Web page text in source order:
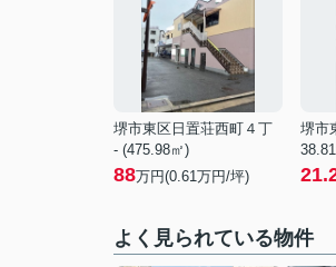
堺市東区日置荘西町４丁
- (475.98㎡)
88万円(0.61万円/坪)
堺市
よく見られている物件